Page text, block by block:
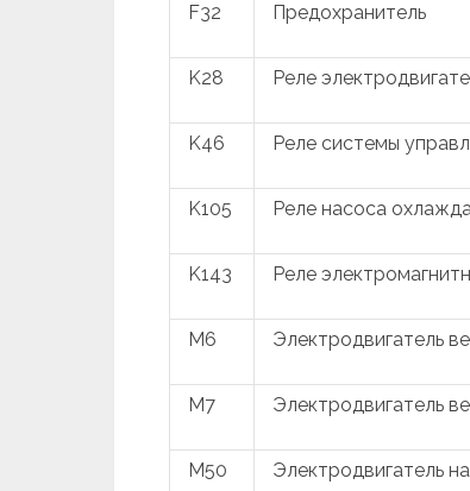
F32 Предохранитель
K28 Реле
K46 Реле системы
K105 Реле насоса
K143 Реле
M6 Электродвигатель
M7 Электродвигатель
M50 Электродвигатель